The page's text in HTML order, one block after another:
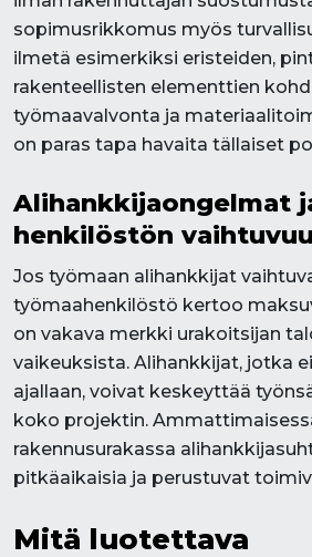
sopimusrikkomus myös
ilmetä esimerkiksi eristeiden,
rakenteellisten elementtien
työmaavalvonta ja
on paras tapa havaita tällaiset
Alihankkijaongelmat
henkilöstön
Jos työmaan alihankkijat
työmaahenkilöstö kertoo
on vakava merkki urakoitsijan
vaikeuksista. Alihankkijat, jotka
ajallaan, voivat keskeyttää
koko projektin.
rakennusurakassa
pitkäaikaisia ja perustuvat
Mitä luotettava